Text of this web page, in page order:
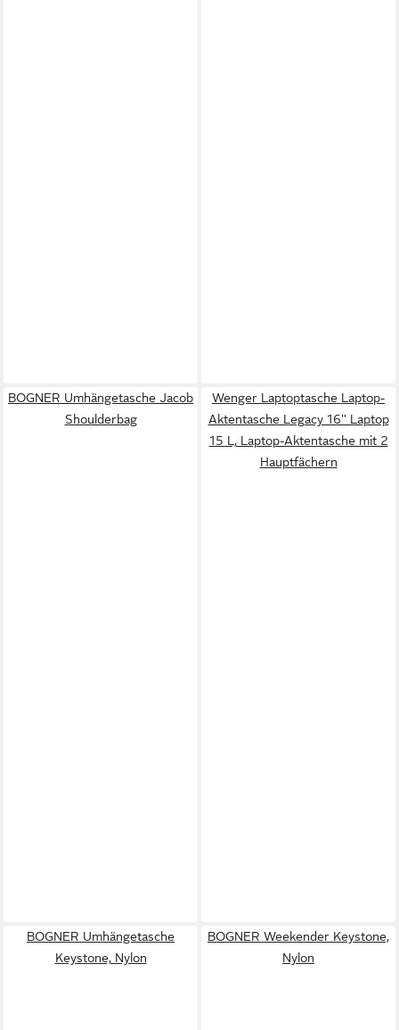
BOGNER Umhängetasche Jacob
Shoulderbag
Wenger Laptoptasche Laptop-
Aktentasche Legacy 16'' Laptop
15 L, Laptop-Aktentasche mit 2
Hauptfächern
BOGNER Umhängetasche
Keystone, Nylon
BOGNER Weekender Keystone,
Nylon